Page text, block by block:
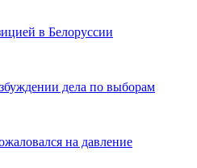
в Белоруссии
дела по выборам
на давление